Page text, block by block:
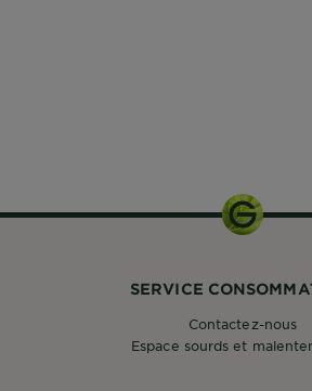
SERVICE
Contactez-nous
Espace sourds et